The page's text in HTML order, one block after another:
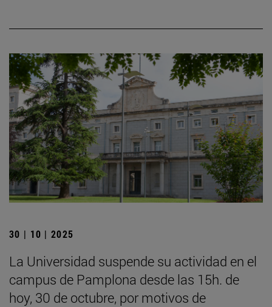
30 | 10 | 2025
La Universidad suspende su actividad en el
campus de Pamplona desde las 15h. de
hoy, 30 de octubre, por motivos de